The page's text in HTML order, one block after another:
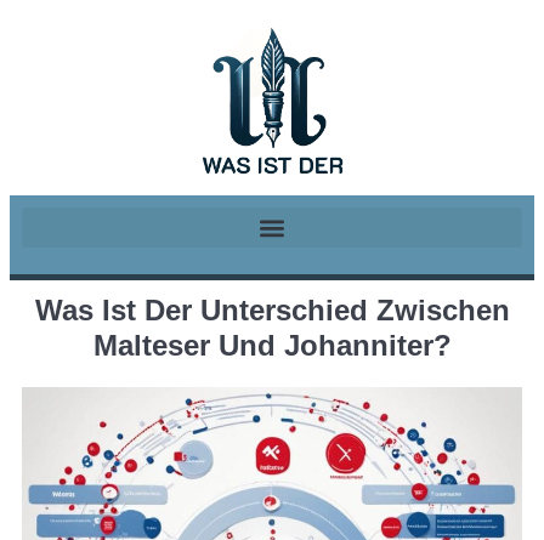
Was Ist Der Unterschied Zwischen
Malteser Und Johanniter?